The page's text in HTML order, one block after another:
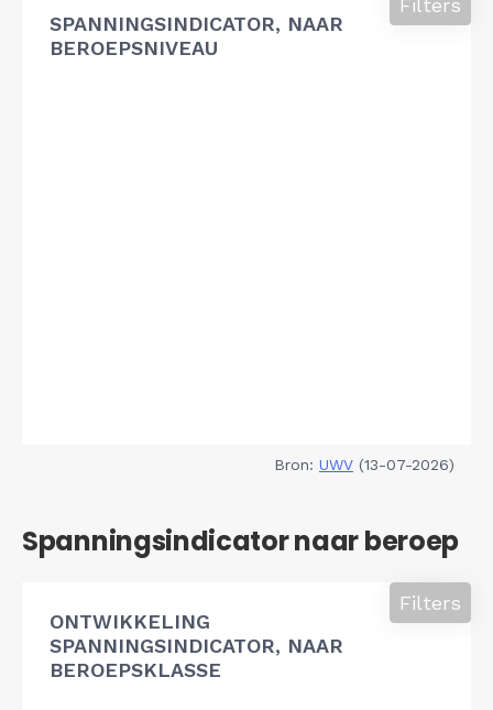
SPANNINGSINDICATOR, NAAR
BEROEPSNIVEAU
Filters
Bron: UWV (13-07-2026)
Spanningsindicator naar beroep
ONTWIKKELING
SPANNINGSINDICATOR, NAAR
BEROEPSKLASSE
Filters